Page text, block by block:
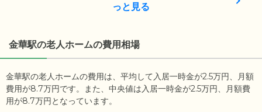
っと見る
金華駅の老人ホームの費用相場
金華駅の老人ホームの費用は、平均して入居一時金が2.5万円、月額
費用が8.7万円です。また、中央値は入居一時金が2.5万円、月額費
用が8.7万円となっています。